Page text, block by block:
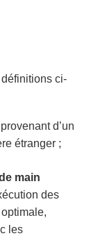
ci-
d’un
étranger ;
main
des
les